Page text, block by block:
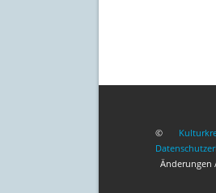
©
Änderungen